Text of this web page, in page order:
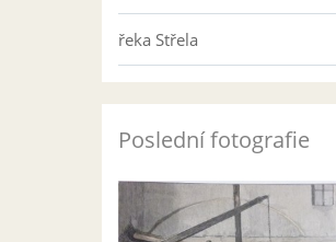
řeka Střela
Poslední fotografie